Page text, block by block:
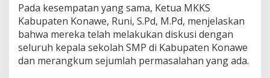
Pada kesempatan yang sama, Ketua MKKS
Kabupaten Konawe, Runi, S.Pd, M.Pd, menjelaskan
bahwa mereka telah melakukan diskusi dengan
seluruh kepala sekolah SMP di Kabupaten Konawe
dan merangkum sejumlah permasalahan yang ada.